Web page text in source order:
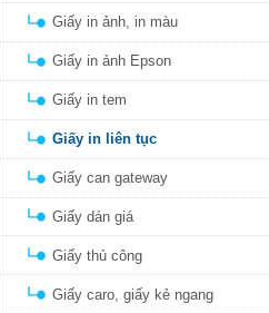
Giấy in ảnh, in màu
Giấy in ảnh Epson
Giấy in tem
Giấy in liên tục
Giấy can gateway
Giấy dán giá
Giấy thủ công
Giấy caro, giấy kẻ ngang